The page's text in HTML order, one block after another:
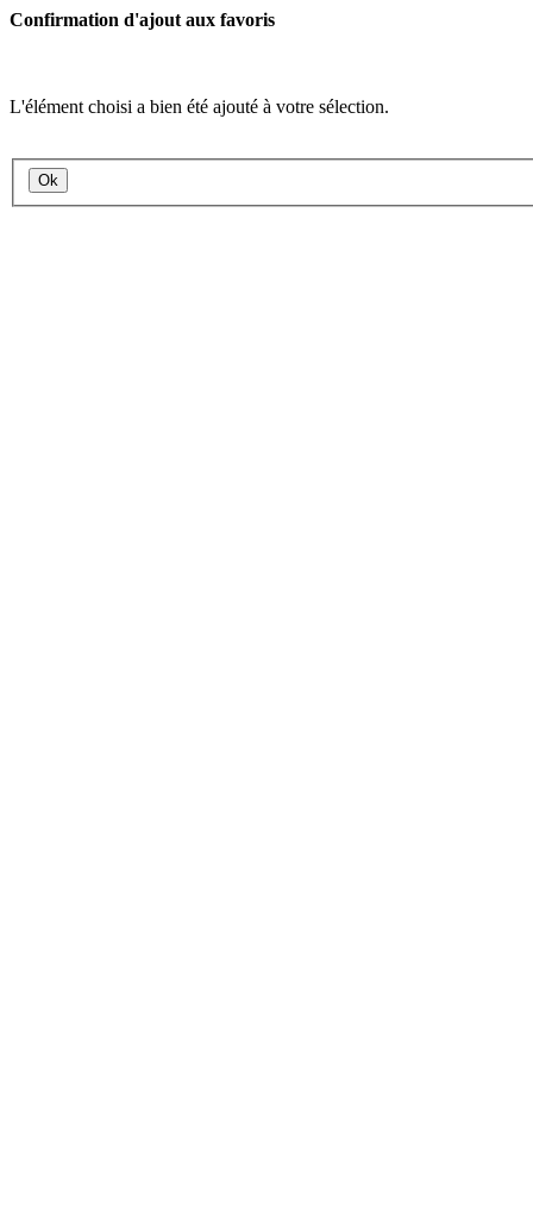
Confirmation d'ajout aux favoris
L'élément choisi a bien été ajouté à votre sélection.